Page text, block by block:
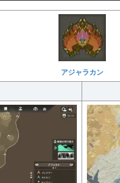
アジャラカン